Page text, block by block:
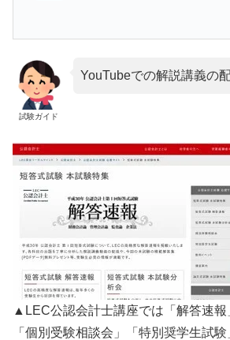
試験ガイド
YouTubeでの解説講義の
▲LEC公認会計士講座では「解答速報
「個別受験相談会」「特別奨学生試